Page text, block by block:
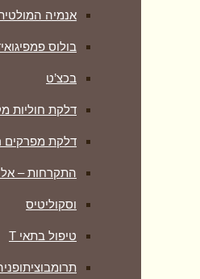
אנמיה
בולוס
בכצ’ט
דלקת חוליות
דלקת מפרקים
התקרחות –
וסקוליטיס
טיפול בתאי T